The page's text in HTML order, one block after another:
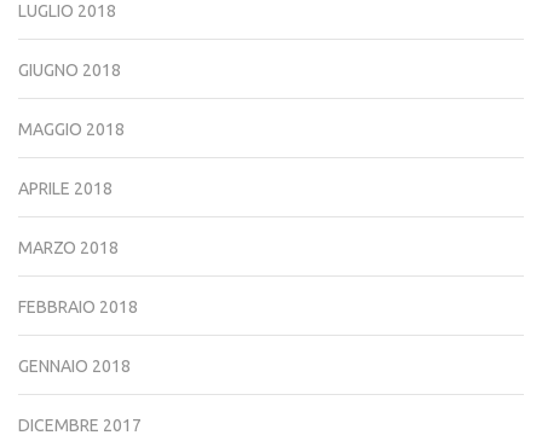
LUGLIO 2018
GIUGNO 2018
MAGGIO 2018
APRILE 2018
MARZO 2018
FEBBRAIO 2018
GENNAIO 2018
DICEMBRE 2017